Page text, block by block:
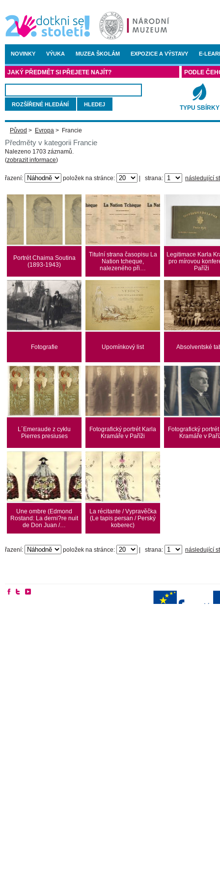
NOVINKY VÝUKA MUZEA ŠKOLÁM EXPOZICE A VÝSTAVY E-
JAKÝ PŘEDMĚT SI PŘEJETE NAJÍT?
ROZŠÍŘENÉ HLEDÁNÍ
PODLE
TYPU SBÍRKY
Původ > Evropa > Francie
Předměty v kategorii Francie
Nalezeno 1703 záznamů.
(zobrazit informace)
řazení: položek na stránce: strana: následující
Portrét Chaima Soutina
(1893-1943)
Titulní strana časopisu La
Nation tcheque,
nalezeného při…
Legitimace Karla
pro mírovou
Paříži
Fotografie Upomínkový list Absolventské
L´Emeraude z cyklu
Pierres presiuses
Fotografický portrét Karla
Kramáře v Paříži
Fotografický
Kramáře v
Une ombre (Edmond
Rostand: La derni?re nuit
de Don Juan /…
La récitante / Vypravěčka
(Le tapis persan / Perský
koberec)
řazení: položek na stránce: strana: následující